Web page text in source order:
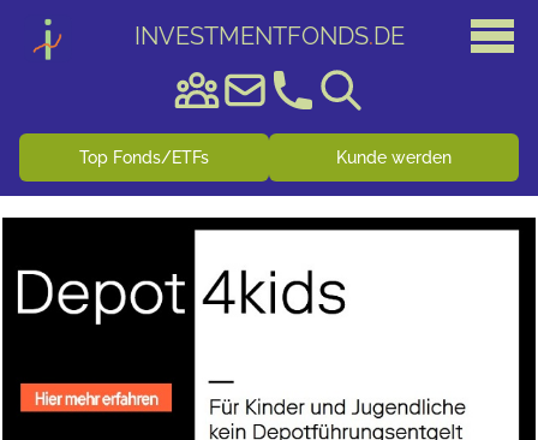
INVESTMENTFONDS.DE
Top Fonds/ETFs Kunde werden